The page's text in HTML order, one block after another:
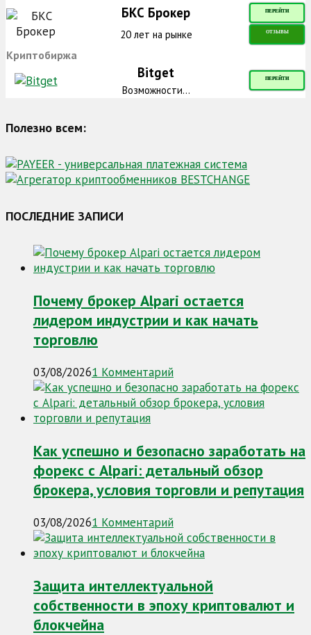
БКС Брокер ПЕРЕЙТИ
20 лет на рынке ОТЗЫВЫ
Криптобиржа
Bitget ПЕРЕЙТИ
Возможности...
Полезно всем:
ПОСЛЕДНИЕ ЗАПИСИ
Почему брокер Alpari остается
лидером индустрии и как начать
торговлю
03/08/20261 Комментарий
Как успешно и безопасно заработать на
форекс с Alpari: детальный обзор
брокера, условия торговли и репутация
03/08/20261 Комментарий
Защита интеллектуальной
собственности в эпоху криптовалют и
блокчейна